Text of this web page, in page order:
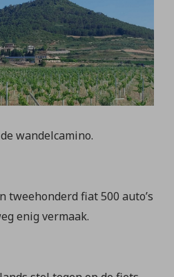
wandelcamino.
tweehonderd fiat 500 auto’s
enig vermaak.